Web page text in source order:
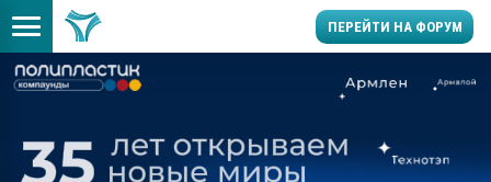
ПЕРЕЙТИ НА ФОРУМ
производство SPC
цикла